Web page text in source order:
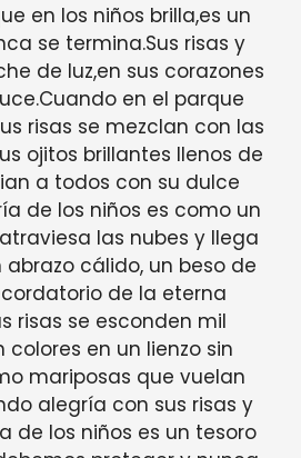
en los niños brilla,es un
se termina.Sus risas y
de luz,en sus corazones
en el parque
risas se mezclan con las
ojitos brillantes llenos de
a todos con su dulce
de los niños es como un
las nubes y llega
abrazo cálido, un beso de
de la eterna
risas se esconden mil
colores en un lienzo sin
mariposas que vuelan
alegría con sus risas y
de los niños es un tesoro